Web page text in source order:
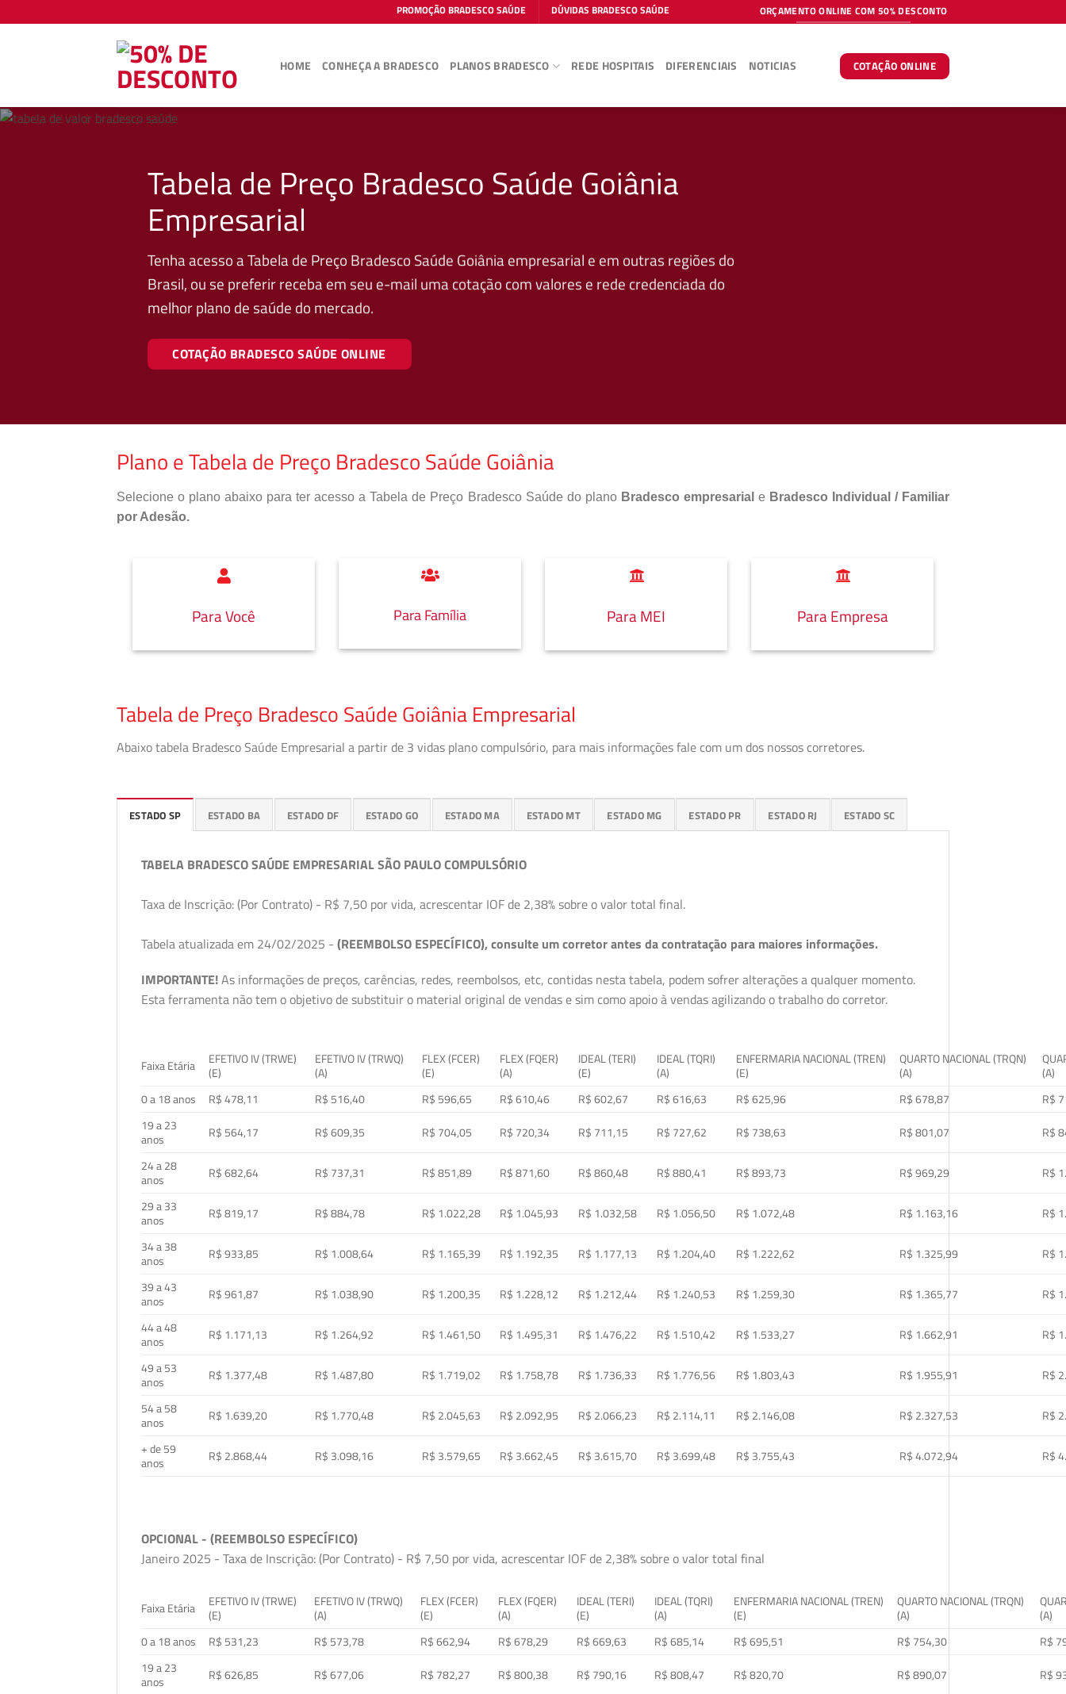
to
PROMOÇÃO BRADESCO SAÚDE DÚVIDAS BRADESCO SAÚDE ORÇAMENTO ONLINE COM 50% DESCONTO
HOME CONHEÇA A BRADESCO PLANOS BRADESCO REDE HOSPITAIS DIFERENCIAIS NOTICIAS COTAÇÃO ONLINE
Tabela de Preço Bradesco Saúde Goiânia
Empresarial
Tenha acesso a Tabela de Preço Bradesco Saúde Goiânia empresarial e em outras regiões do
Brasil, ou se preferir receba em seu e-mail uma cotação com valores e rede credenciada do
melhor plano de saúde do mercado.
COTAÇÃO BRADESCO SAÚDE ONLINE
Plano e Tabela de Preço Bradesco Saúde Goiânia
Selecione o plano abaixo para ter acesso a Tabela de Preço Bradesco Saúde do plano Bradesco empresarial e Bradesco Individual / Familiar
por Adesão.
Para Você Para Família Para MEI Para Empresa
Tabela de Preço Bradesco Saúde Goiânia Empresarial
Abaixo tabela Bradesco Saúde Empresarial a partir de 3 vidas plano compulsório, para mais informações fale com um dos nossos corretores.
ESTADO SP ESTADO BA ESTADO DF ESTADO GO ESTADO MA ESTADO MT ESTADO MG ESTADO PR ESTADO RJ ESTADO SC
TABELA BRADESCO SAÚDE EMPRESARIAL SÃO PAULO COMPULSÓRIO
Taxa de Inscrição: (Por Contrato) - R$ 7,50 por vida, acrescentar IOF de 2,38% sobre o valor total final.
Tabela atualizada em 24/02/2025 - (REEMBOLSO ESPECÍFICO), consulte um corretor antes da contratação para maiores informações.
IMPORTANTE!As informações de preços, carências, redes, reembolsos, etc, contidas nesta tabela, podem sofrer alterações a qualquer momento.
Esta ferramenta não tem o objetivo de substituir o material original de vendas e sim como apoio à vendas agilizando o trabalho do corretor.
Faixa Etária
EFETIVO IV (TRWE)
(E)
EFETIVO IV (TRWQ)
(A)
FLEX (FCER)
(E)
FLEX (FQER)
(A)
IDEAL (TERI)
(E)
IDEAL (TQRI)
(A)
ENFERMARIA NACIONAL (TREN)
(E)
QUARTO NACIONAL (TRQN)
(A)
(A)
0 a 18 anos
R$ 478,11 R$ 516,40 R$ 596,65 R$ 610,46 R$ 602,67 R$ 616,63 R$ 625,96 R$ 678,87
R$
19 a 23
anos
R$ 564,17 R$ 609,35 R$ 704,05 R$ 720,34 R$ 711,15 R$ 727,62 R$ 738,63 R$ 801,07
R$
24 a 28
anos
R$ 682,64 R$ 737,31 R$ 851,89 R$ 871,60 R$ 860,48 R$ 880,41 R$ 893,73 R$ 969,29
R$
29 a 33
anos
R$ 819,17 R$ 884,78 R$ 1.022,28 R$ 1.045,93 R$ 1.032,58 R$ 1.056,50 R$ 1.072,48 R$ 1.163,16
R$
34 a 38
anos
R$ 933,85 R$ 1.008,64 R$ 1.165,39 R$ 1.192,35 R$ 1.177,13 R$ 1.204,40 R$ 1.222,62 R$ 1.325,99
R$
39 a 43
anos
R$ 961,87 R$ 1.038,90 R$ 1.200,35 R$ 1.228,12 R$ 1.212,44 R$ 1.240,53 R$ 1.259,30 R$ 1.365,77
R$
44 a 48
anos
R$ 1.171,13 R$ 1.264,92 R$ 1.461,50 R$ 1.495,31 R$ 1.476,22 R$ 1.510,42 R$ 1.533,27 R$ 1.662,91
R$
49 a 53
anos
R$ 1.377,48 R$ 1.487,80 R$ 1.719,02 R$ 1.758,78 R$ 1.736,33 R$ 1.776,56 R$ 1.803,43 R$ 1.955,91
R$
54 a 58
anos
R$ 1.639,20 R$ 1.770,48 R$ 2.045,63 R$ 2.092,95 R$ 2.066,23 R$ 2.114,11 R$ 2.146,08 R$ 2.327,53
R$
+ de 59
anos
R$ 2.868,44 R$ 3.098,16 R$ 3.579,65 R$ 3.662,45 R$ 3.615,70 R$ 3.699,48 R$ 3.755,43 R$ 4.072,94 R$
OPCIONAL - (REEMBOLSO ESPECÍFICO)
Janeiro 2025 - Taxa de Inscrição: (Por Contrato) - R$ 7,50 por vida, acrescentar IOF de 2,38% sobre o valor total final
Faixa Etária
EFETIVO IV (TRWE)
(E)
EFETIVO IV (TRWQ)
(A)
FLEX (FCER)
(E)
FLEX (FQER)
(A)
IDEAL (TERI)
(E)
IDEAL (TQRI)
(A)
ENFERMARIA NACIONAL (TREN)
(E)
QUARTO NACIONAL (TRQN)
(A)
(A)
0 a 18 anos
R$ 531,23 R$ 573,78 R$ 662,94 R$ 678,29 R$ 669,63 R$ 685,14 R$ 695,51 R$ 754,30
R$
19 a 23
anos
R$ 626,85 R$ 677,06 R$ 782,27 R$ 800,38 R$ 790,16 R$ 808,47 R$ 820,70 R$ 890,07
R$